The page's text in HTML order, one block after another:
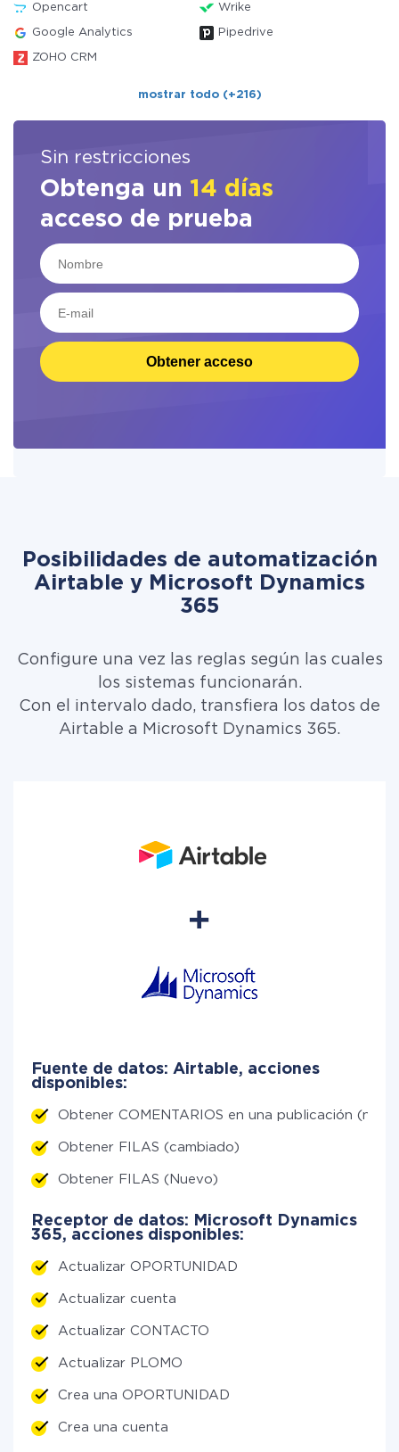
Opencart Wrike
Google Analytics Pipedrive
ZOHO CRM
mostrar todo (+216)
Sin restricciones
Obtenga un 14 días
acceso de prueba
Obtener acceso
Posibilidades de automatización
Airtable y Microsoft Dynamics
365
Configure una vez las reglas según las cuales
los sistemas funcionarán.
Con el intervalo dado, transfiera los datos de
Airtable a Microsoft Dynamics 365.
Fuente de datos: Airtable, acciones
disponibles:
Obtener COMENTARIOS en una publicación
Obtener FILAS (cambiado)
Obtener FILAS (Nuevo)
Receptor de datos: Microsoft Dynamics
365, acciones disponibles:
Actualizar OPORTUNIDAD
Actualizar cuenta
Actualizar CONTACTO
Actualizar PLOMO
Crea una OPORTUNIDAD
Crea una cuenta